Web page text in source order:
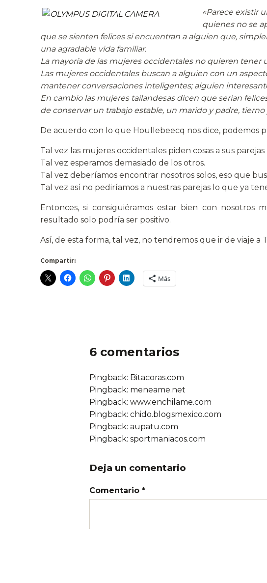
«Parece existir
quienes no se
que se sienten felices si encuentran a alguien que,
una agradable vida familiar.
La mayoría de las mujeres occidentales no quieren tener
Las mujeres occidentales buscan a alguien con un
mantener conversaciones inteligentes; alguien
En cambio las mujeres tailandesas dicen que serian
de conservar un trabajo estable, un marido y padre, tierno
De acuerdo con lo que Houllebeecq nos dice, podemos
Tal vez las mujeres occidentales piden cosas a sus
Tal vez esperamos demasiado de los otros.
Tal vez deberíamos encontrar nosotros solos, eso que
Tal vez así no pediríamos a nuestras parejas lo que ya
Entonces, si consiguiéramos estar bien con nosotros
resultado solo podría ser positivo.
Así, de esta forma, tal vez, no tendremos que ir de viaje a
Compartir:
Más
6 comentarios
Pingback: Bitacoras.com
Pingback: meneame.net
Pingback: www.enchilame.com
Pingback: chido.blogsmexico.com
Pingback: aupatu.com
Pingback: sportmaniacos.com
Deja un comentario
Comentario *